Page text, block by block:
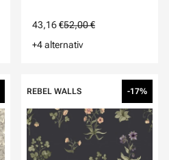
43,16 €52,00 €
+4 alternativ
REBEL WALLS -17%